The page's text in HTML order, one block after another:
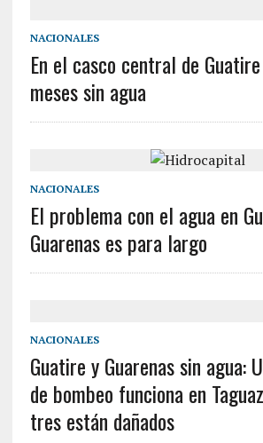
NACIONALES
En el casco central de
meses sin agua
NACIONALES
El problema con el agua en
Guarenas es para largo
NACIONALES
Guatire y Guarenas sin agua:
de bombeo funciona en
tres están dañados